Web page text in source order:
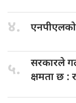
४. एनपीएलको
५. सरकारले
क्षमता छ :